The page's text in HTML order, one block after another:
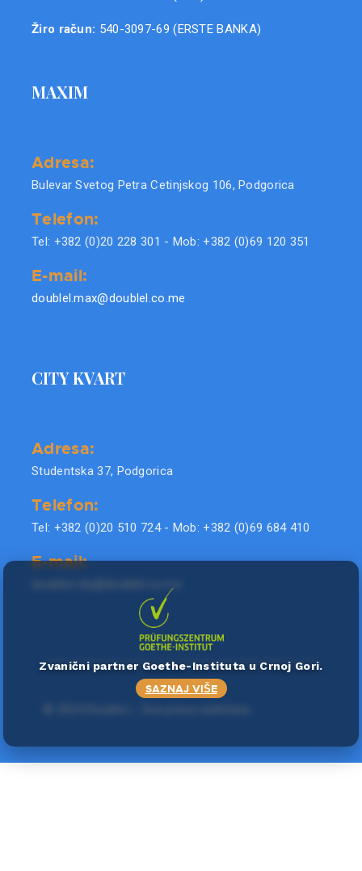
Žiro račun: 540-3097-69 (ERSTE BANKA)
MAXIM
Adresa:
Bulevar Svetog Petra Cetinjskog 106, Podgorica
Telefon:
Tel: +382 (0)20 228 301 - Mob: +382 (0)69 120 351
E-mail:
doublel.max@doublel.co.me
CITY KVART
Adresa:
Studentska 37, Podgorica
Telefon:
Tel: +382 (0)20 510 724 - Mob: +382 (0)69 684 410
E-mail:
Zvanični partner Goethe-Instituta u Crnoj Gori.
SAZNAJ VIŠE